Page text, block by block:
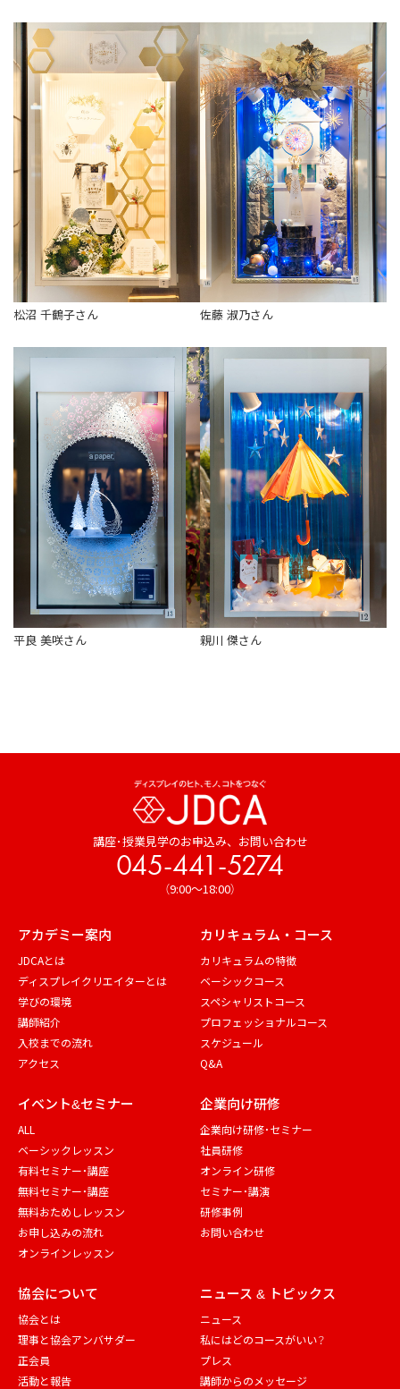
松沼 千鶴子さん 佐藤 淑乃さん
平良 美咲さん 親川 傑さん
講座･授業見学のお申込み、 お問い合わせ
045-441-5274
（9:00～18:00）
アカデミー案内
JDCAとは
ディスプレイクリエイターとは
学びの環境
講師紹介
入校までの流れ
アクセス
カリキュラム・コース
カリキュラムの特徴
ベーシックコース
スペシャリストコース
プロフェッショナルコース
スケジュール
Q&A
イベント&セミナー
ALL
ベーシックレッスン
有料セミナー・講座
無料セミナー・講座
無料おためしレッスン
お申し込みの流れ
オンラインレッスン
企業向け研修
企業向け研修・セミナー
社員研修
オンライン研修
セミナー・講演
研修事例
お問い合わせ
協会について
協会とは
理事と協会アンバサダー
正会員
活動と報告
ニュース & トピックス
ニュース
私にはどのコースがいい？
プレス
講師からのメッセージ